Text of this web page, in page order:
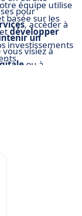
pour
, accéder à
un
vous visiez à
ou à
concrets.
équipe utilise
basée sur les
développer
investissements
BPI France,
l’idéation
à la